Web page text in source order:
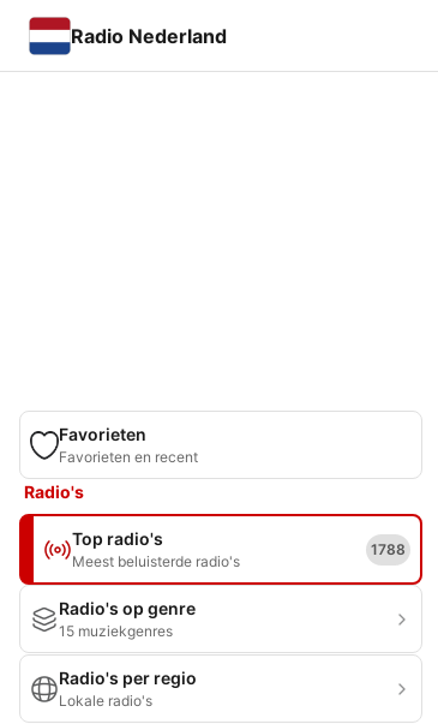
Radio Nederland
Favorieten
Favorieten en recent
Radio's
Top radio's
Meest beluisterde radio's
1788
Radio's op genre
15 muziekgenres
Radio's per regio
Lokale radio's